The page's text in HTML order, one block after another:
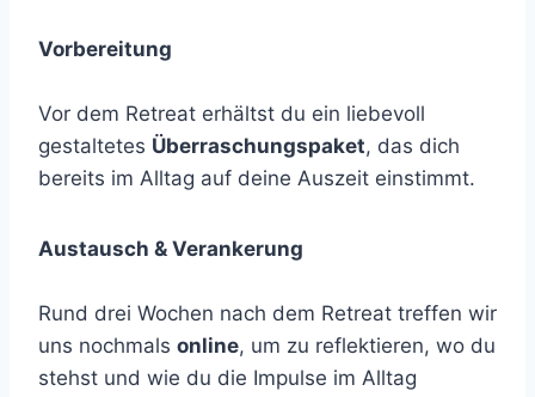
Vorbereitung
Vor dem Retreat erhältst du ein liebevoll
gestaltetes Überraschungspaket, das dich
bereits im Alltag auf deine Auszeit einstimmt.
Austausch & Verankerung
Rund drei Wochen nach dem Retreat treffen wir
uns nochmals online, um zu reflektieren, wo du
stehst und wie du die Impulse im Alltag